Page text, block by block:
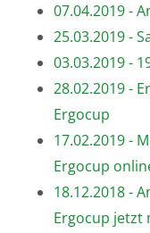
07.04.2019 -
25.03.2019 -
03.03.2019 -
28.02.2019 -
Ergocup
17.02.2019 -
Ergocup
18.12.2018 -
Ergocup jetzt